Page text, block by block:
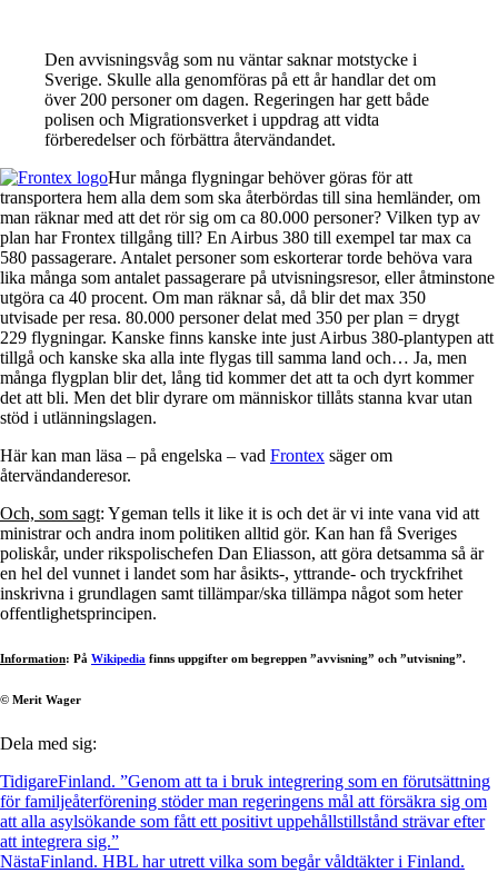
Den avvisningsvåg som nu väntar saknar motstycke i
Sverige. Skulle alla genomföras på ett år handlar det om
över 200 personer om dagen. Regeringen har gett både
polisen och Migrationsverket i uppdrag att vidta
förberedelser och förbättra återvändandet.
Hur många flygningar behöver göras för att
transportera hem alla dem som ska återbördas till sina hemländer, om
man räknar med att det rör sig om ca 80.000 personer? Vilken typ av
plan har Frontex tillgång till? En Airbus 380 till exempel tar max ca
580 passagerare. Antalet personer som eskorterar torde behöva vara
lika många som antalet passagerare på utvisningsresor, eller åtminstone
utgöra ca 40 procent. Om man räknar så, då blir det max 350
utvisade per resa. 80.000 personer delat med 350 per plan = drygt
229 flygningar. Kanske finns kanske inte just Airbus 380-plantypen att
tillgå och kanske ska alla inte flygas till samma land och… Ja, men
många flygplan blir det, lång tid kommer det att ta och dyrt kommer
det att bli. Men det blir dyrare om människor tillåts stanna kvar utan
stöd i utlänningslagen.
Här kan man läsa – på engelska – vad Frontex säger om
återvändanderesor.
Och, som sagt: Ygeman tells it like it is och det är vi inte vana vid att
ministrar och andra inom politiken alltid gör. Kan han få Sveriges
poliskår, under rikspolischefen Dan Eliasson, att göra detsamma så är
en hel del vunnet i landet som har åsikts-, yttrande- och tryckfrihet
inskrivna i grundlagen samt tillämpar/ska tillämpa något som heter
offentlighetsprincipen.
Information: På Wikipedia finns uppgifter om begreppen ”avvisning” och ”utvisning”.
© Merit Wager
Dela med sig:
TidigareFinland. ”Genom att ta i bruk integrering som en förutsättning
för familjeåterförening stöder man regeringens mål att försäkra sig om
att alla asylsökande som fått ett positivt uppehållstillstånd strävar efter
att integrera sig.”
NästaFinland. HBL har utrett vilka som begår våldtäkter i Finland.